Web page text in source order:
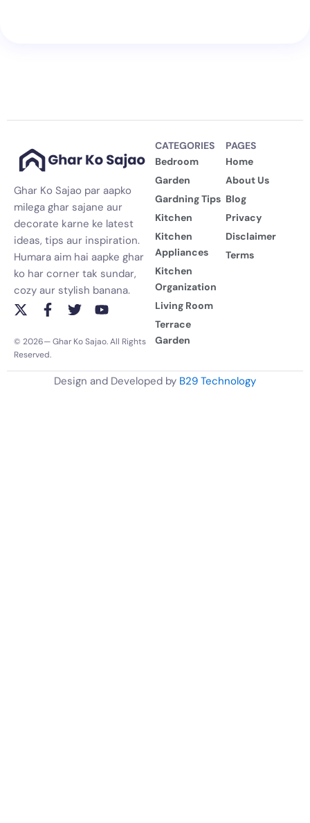
Ghar Ko Sajao par aapko
milega ghar sajane aur
decorate karne ke latest
ideas, tips aur inspiration.
Humara aim hai aapke ghar
ko har corner tak sundar,
cozy aur stylish banana.
X
t
w
F
c
e
o
T
i
e
r
Y
u
b
© 2026— Ghar Ko Sajao. All Rights
Reserved.
CATEGORIES
Bedroom
Garden
Gardning Tips
Kitchen
Kitchen
Appliances
Kitchen
Organization
Living Room
Terrace
Garden
PAGES
Home
About Us
Blog
Privacy
Disclaimer
Terms
Design and Developed by B29 Technology